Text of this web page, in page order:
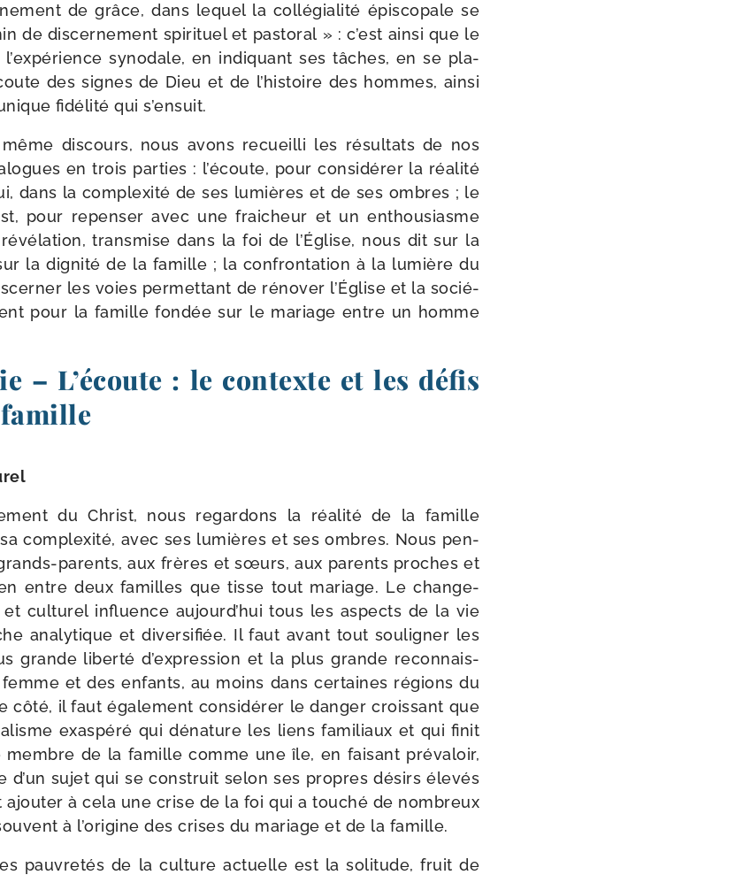
de grâce, dans lequel la col­lé­gia­li­té épis­co­pale se
de dis­cer­ne­ment spi­ri­tuel et pas­to­ral » : c’est ain­si que le
l’expérience syno­dale, en indi­quant ses tâches, en se pla­
des signes de Dieu et de l’histoire des hommes, ain­si
fidé­li­té qui s’ensuit.
dis­cours, nous avons recueilli les résul­tats de nos
en trois par­ties : l’écoute, pour consi­dé­rer la réa­li­té
dans la com­plexi­té de ses lumières et de ses ombres ; le
pour repen­ser avec une frai­cheur et un enthou­siasme
trans­mise dans la foi de l’Église, nous dit sur la
la digni­té de la famille ; la confron­ta­tion à la lumière du
les voies per­met­tant de réno­ver l’Église et la socié­
pour la famille fon­dée sur le mariage entre un homme
– L’écoute : le contexte et les défis
du Christ, nous regar­dons la réa­li­té de la famille
com­plexi­té, avec ses lumières et ses ombres. Nous pen­
​parents, aux frères et sœurs, aux parents proches et
entre deux familles que tisse tout mariage. Le chan­ge­
cultu­rel influence aujourd’hui tous les aspects de la vie
ana­ly­tique et diver­si­fiée. Il faut avant tout sou­li­gner les
grande liber­té d’expression et la plus grande recon­nais­
et des enfants, au moins dans cer­taines régions du
côté, il faut éga­le­ment consi­dé­rer le dan­ger crois­sant que
exas­pé­ré qui déna­ture les liens fami­liaux et qui finit
membre de la famille comme une île, en fai­sant pré­va­loir,
d’un sujet qui se construit selon ses propres dési­rs éle­vés
ajou­ter à cela une crise de la foi qui a tou­ché de nom­breux
à l’origine des crises du mariage et de la famille.
pau­vre­tés de la culture actuelle est la soli­tude, fruit de